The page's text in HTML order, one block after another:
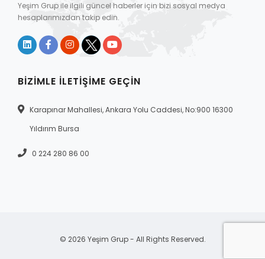
Yeşim Grup ile ilgili güncel haberler için bizi sosyal medya
hesaplarımızdan takip edin.
BIZIMLE İLETIŞIME GEÇIN
Karapınar Mahallesi, Ankara Yolu Caddesi, No:900 16300
Yıldırım Bursa
0 224 280 86 00
© 2026 Yeşim Grup - All Rights Reserved.